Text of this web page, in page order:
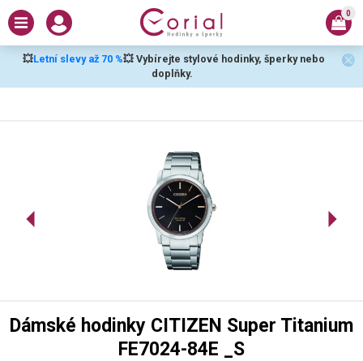
💥Letní slevy až 70 %💥 Vybírejte stylové hodinky, šperky nebo
doplňky.
0
Dámské hodinky CITIZEN Super Titanium
FE7024-84E _S